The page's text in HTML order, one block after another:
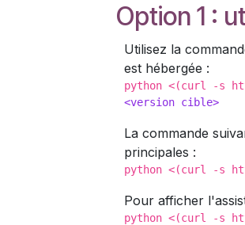
Option 1 :
Utilisez la
est hébergée :
python <(curl -s
<version cible>
La commande
principales :
python <(curl -s
Pour afficher
python <(curl -s